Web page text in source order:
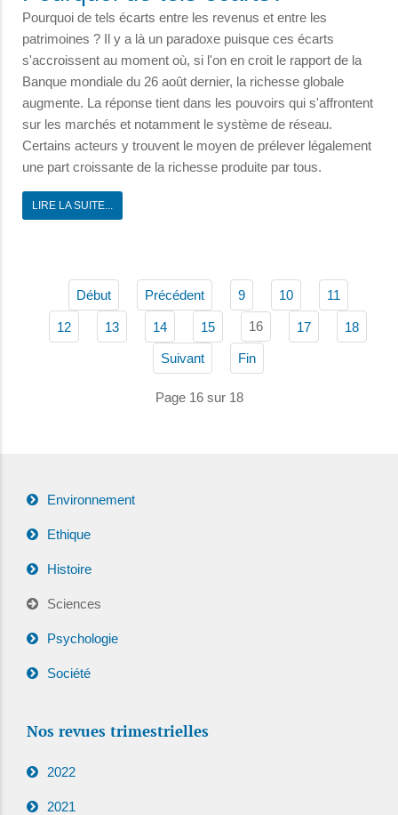
Pourquoi de tels écarts entre les revenus et entre les
patrimoines ? Il y a là un paradoxe puisque ces écarts
s'accroissent au moment où, si l'on en croit le rapport de la
Banque mondiale du 26 août dernier, la richesse globale
augmente. La réponse tient dans les pouvoirs qui s'affrontent
sur les marchés et notamment le système de réseau.
Certains acteurs y trouvent le moyen de prélever légalement
une part croissante de la richesse produite par tous.
LIRE LA SUITE...
Début Précédent 9 10 11
12 13 14 15 16 17 18
Suivant Fin
Page 16 sur 18
Environnement
Ethique
Histoire
Sciences
Psychologie
Société
Nos revues trimestrielles
2022
2021